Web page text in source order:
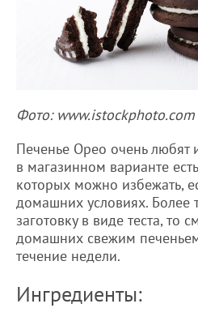
Фото: www.istockphoto.com
Печенье Орео очень любят
в магазинном варианте
которых можно избежать,
домашних условиях. Более
заготовку в виде теста, то
домашних свежим
течение недели.
Ингредиенты: